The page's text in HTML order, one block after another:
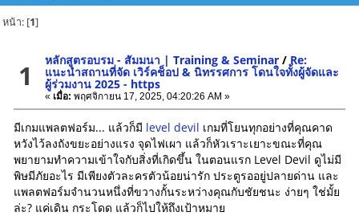
หน้า: [1]
1 หลักสูตรอบรม - สัมมนา | Training & Seminar / Re:
แนะนำสถานที่จัด เวิร์คช็อป & นิทรรศการ โดนใจทั้งผู้จัดและ
ผู้ร่วมงาน 2025 - https
« เมื่อ: พฤศจิกายน 17, 2025, 04:20:26 AM »
มีเกมแพลตฟอร์ม... แล้วก็มี level devil เกมที่โยนทุกอย่างที่คุณคาด
หวังไว้ลงถังขยะอย่างแรง จุดไฟเผา แล้วก็หัวเราะเยาะขณะที่คุณ
พยายามทำความเข้าใจกับสิ่งที่เกิดขึ้น ในตอนแรก Level Devil ดูไม่มี
พิษมีภัยอะไร มีเพียงตัวละครตัวน้อยน่ารัก ประตูรออยู่ปลายด่าน และ
แพลตฟอร์มจำนวนหนึ่งที่ขวางกั้นระหว่างคุณกับชัยชนะ ง่ายๆ ใช่มั้ย
ล่ะ? แค่เดิน กระโดด แล้วก็ไปให้ถึงเป้าหมาย